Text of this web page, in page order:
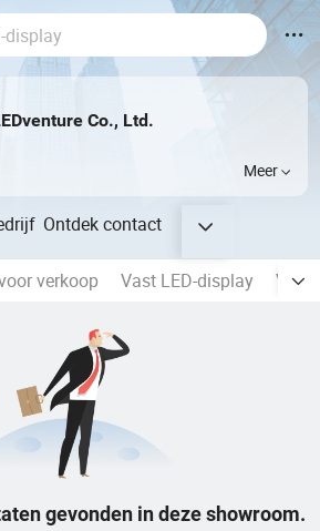
Co., Ltd.
Meer
Ontdekcontact
verkoop Vast LED-display
gevonden in deze showroom.